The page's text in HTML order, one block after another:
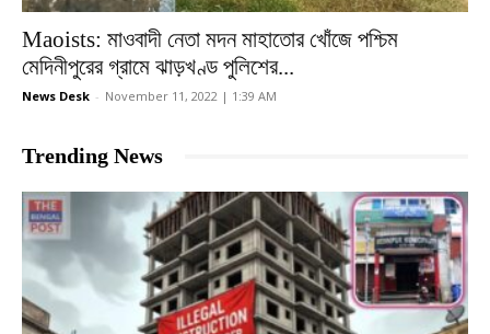
Maoists: মাওবাদী নেতা মদন মাহাতোর খোঁজে পশ্চিম
মেদিনীপুরের গ্রামে ঝাড়খণ্ড পুলিশের...
News Desk - November 11, 2022 | 1:39 AM
Trending News